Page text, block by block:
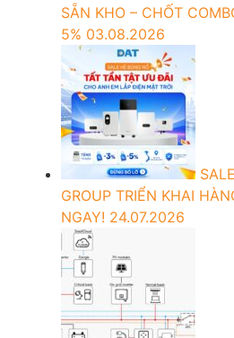
SẴN KHO – CHỐT
5% 03.08.2026
GROUP TRIỂN KHAI
NGAY! 24.07.2026